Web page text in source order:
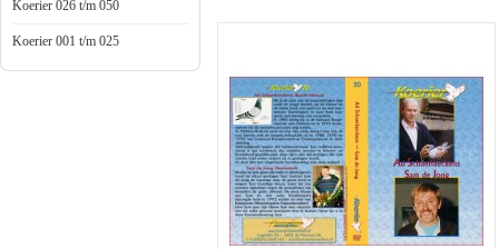
Koerier 026 t/m 050
Koerier 001 t/m 025